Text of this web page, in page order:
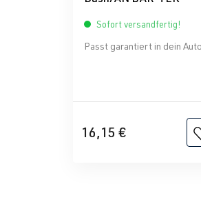
Sofort versandfertig!
Passt garantiert in dein
16,15 €